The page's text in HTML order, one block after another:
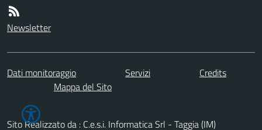
Newsletter
Dati monitoraggio Servizi
Credits
Mappa del Sito
Sito Realizzato da : C.e.s.i. Informatica Srl - Taggia (IM)